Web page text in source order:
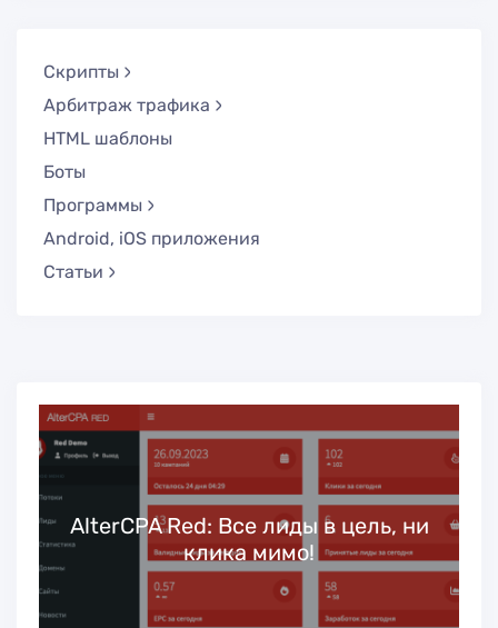
Скрипты
Арбитраж трафика
HTML шаблоны
Боты
Программы
Android, iOS приложения
Статьи
AlterCPA Red: Все лиды в цель, ни
клика мимо!